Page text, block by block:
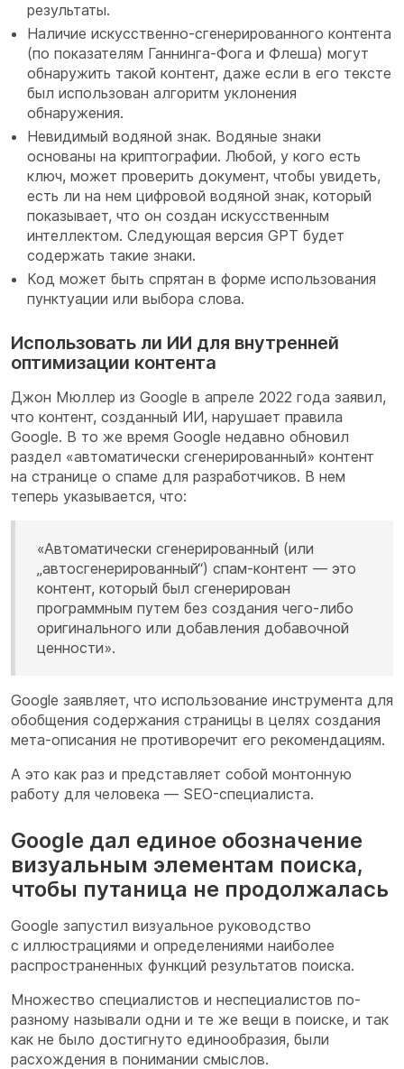
результаты.
Наличие искусственно-сгенерированного контента
(по показателям Ганнинга-Фога и Флеша) могут
обнаружить такой контент, даже если в его тексте
был использован алгоритм уклонения
обнаружения.
Невидимый водяной знак. Водяные знаки
основаны на криптографии. Любой, у кого есть
ключ, может проверить документ, чтобы увидеть,
есть ли на нем цифровой водяной знак, который
показывает, что он создан искусственным
интеллектом. Следующая версия GPT будет
содержать такие знаки.
Код может быть спрятан в форме использования
пунктуации или выбора слова.
Использовать ли ИИ для внутренней
оптимизации контента
Джон Мюллер из Google в апреле 2022 года заявил,
что контент, созданный ИИ, нарушает правила
Google. В то же время Google недавно обновил
раздел «автоматически сгенерированный» контент
на странице о спаме для разработчиков. В нем
теперь указывается, что:
«Автоматически сгенерированный (или
„автосгенерированный“) спам-контент — это
контент, который был сгенерирован
программным путем без создания чего-либо
оригинального или добавления добавочной
ценности».
Google заявляет, что использование инструмента для
обобщения содержания страницы в целях создания
мета-описания не противоречит его рекомендациям.
А это как раз и представляет собой монтонную
работу для человека — SEO-специалиста.
Google дал единое обозначение
визуальным элементам поиска,
чтобы путаница не продолжалась
Google запустил визуальное руководство
с иллюстрациями и определениями наиболее
распространенных функций результатов поиска.
Множество специалистов и неспециалистов по-
разному называли одни и те же вещи в поиске, и так
как не было достигнуто единообразия, были
расхождения в понимании смыслов.